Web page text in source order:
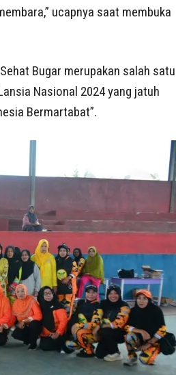
ucapnya saat membuka
Bugar merupakan salah satu
Nasional 2024 yang jatuh
Bermartabat”.